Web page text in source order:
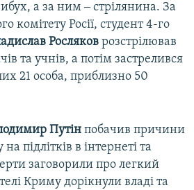
а за ним ‒ стрілянина. За
комітету Росії, студент 4-го
Росляков розстрілював
та учнів, а потім застрелився
21 особа, приблизно 50
Путін побачив причини
підлітків в інтернеті та
заговорили про легкий
Криму дорікнули владі та